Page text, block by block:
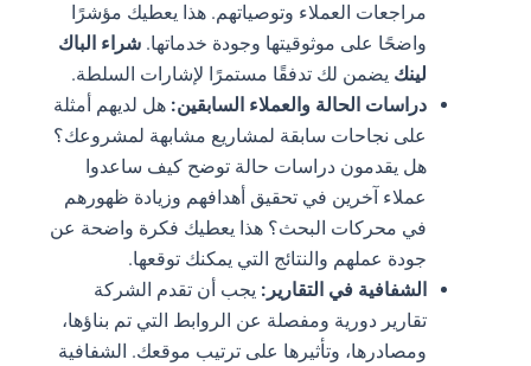
مراجعات العملاء وتوصياتهم. هذا يعطيك مؤشرًا
واضحًا على موثوقيتها وجودة خدماتها.شراء الباك
لينكيضمن لك تدفقًا مستمرًا لإشارات السلطة.
دراسات الحالة والعملاء السابقين:هل لديهم أمثلة
على نجاحات سابقة لمشاريع مشابهة لمشروعك؟
هل يقدمون دراسات حالة توضح كيف ساعدوا
عملاء آخرين في تحقيق أهدافهم وزيادة ظهورهم
في محركات البحث؟ هذا يعطيك فكرة واضحة عن
جودة عملهم والنتائج التي يمكنك توقعها.
الشفافية في التقارير:يجب أن تقدم الشركة
تقارير دورية ومفصلة عن الروابط التي تم بناؤها،
ومصادرها، وتأثيرها على ترتيب موقعك. الشفافية